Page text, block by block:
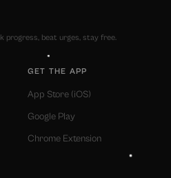
progress, beat urges, stay free.
GET THE APP
App Store (iOS)
Google Play
Chrome Extension